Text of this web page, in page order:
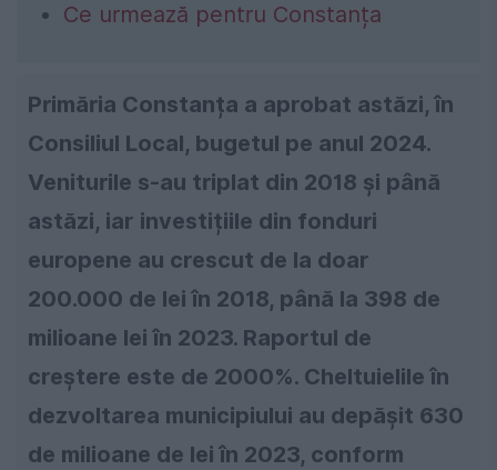
Ce urmează pentru Constanța
Primăria Constanța a aprobat astăzi, în
Consiliul Local, bugetul pe anul 2024.
Veniturile s-au triplat din 2018 și până
astăzi, iar investițiile din fonduri
europene au crescut de la doar
200.000 de lei în 2018, până la 398 de
milioane lei în 2023. Raportul de
creștere este de 2000%. Cheltuielile în
dezvoltarea municipiului au depășit 630
de milioane de lei în 2023, conform